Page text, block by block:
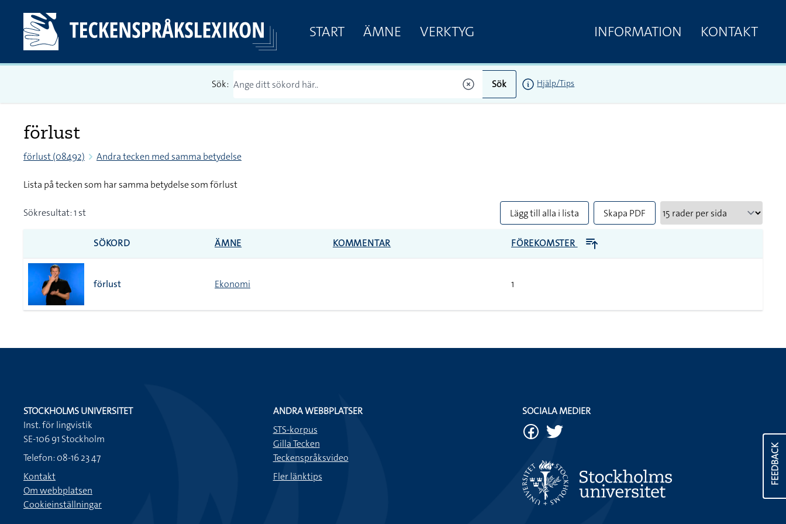
START ÄMNE VERKTYG INFORMATION KONTAKT
Sök: Sök Hjälp/Tips
förlust
förlust (08492) Andra tecken med samma betydelse
Lista på tecken som har samma betydelse som förlust
Sökresultat: 1 st Lägg till alla i lista Skapa PDF
SÖKORD ÄMNE KOMMENTAR FÖREKOMSTER
förlust Ekonomi 1
FEEDBACK
STOCKHOLMS UNIVERSITET
Inst. för lingvistik
SE-106 91 Stockholm
Telefon: 08-16 23 47
Kontakt
Om webbplatsen
Cookieinställningar
ANDRA WEBBPLATSER
STS-korpus
Gilla Tecken
Teckenspråksvideo
Fler länktips
SOCIALA MEDIER